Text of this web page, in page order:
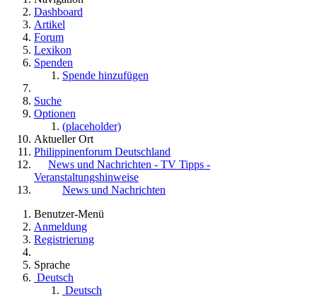
Dashboard
Artikel
Forum
Lexikon
Spenden
Spende hinzufügen
Suche
Optionen
(placeholder)
Aktueller Ort
Philippinenforum Deutschland
News und Nachrichten - TV Tipps -
Veranstaltungshinweise
News und Nachrichten
Benutzer-Menü
Anmeldung
Registrierung
Sprache
Deutsch
Deutsch